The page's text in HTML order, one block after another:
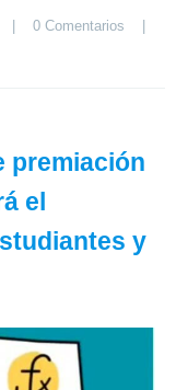
| 0 Comentarios
|
premiación
el
y